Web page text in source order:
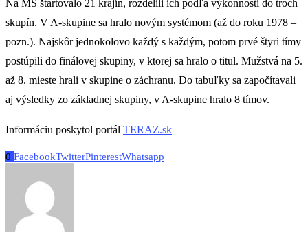
Na MS štartovalo 21 krajín, rozdelili ich podľa výkonnosti do troch
skupín. V A-skupine sa hralo novým systémom (až do roku 1978 –
pozn.). Najskôr jednokolovo každý s každým, potom prvé štyri tímy
postúpili do finálovej skupiny, v ktorej sa hralo o titul. Mužstvá na 5.
až 8. mieste hrali v skupine o záchranu. Do tabuľky sa započítavali
aj výsledky zo základnej skupiny, v A-skupine hralo 8 tímov.
Informáciu poskytol portál TERAZ.sk
0 FacebookTwitterPinterestWhatsapp